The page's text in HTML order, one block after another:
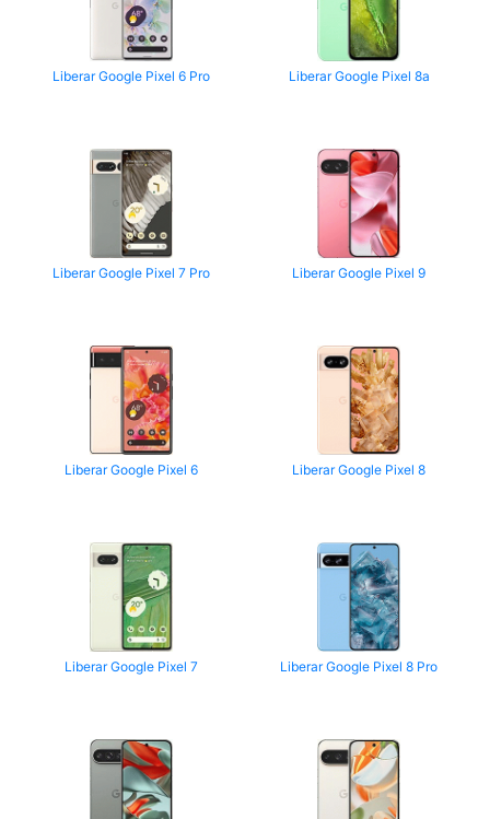
Liberar Google Pixel 6 Pro Liberar Google Pixel 8a
Liberar Google Pixel 7 Pro Liberar Google Pixel 9
Liberar Google Pixel 6 Liberar Google Pixel 8
Liberar Google Pixel 7 Liberar Google Pixel 8 Pro